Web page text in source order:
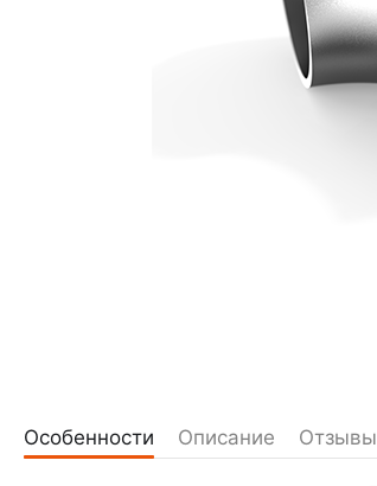
Особенности Описание Отзывы